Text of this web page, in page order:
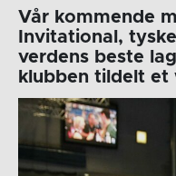
Vår kommende
Invitational,
verdens beste
klubben tildelt et